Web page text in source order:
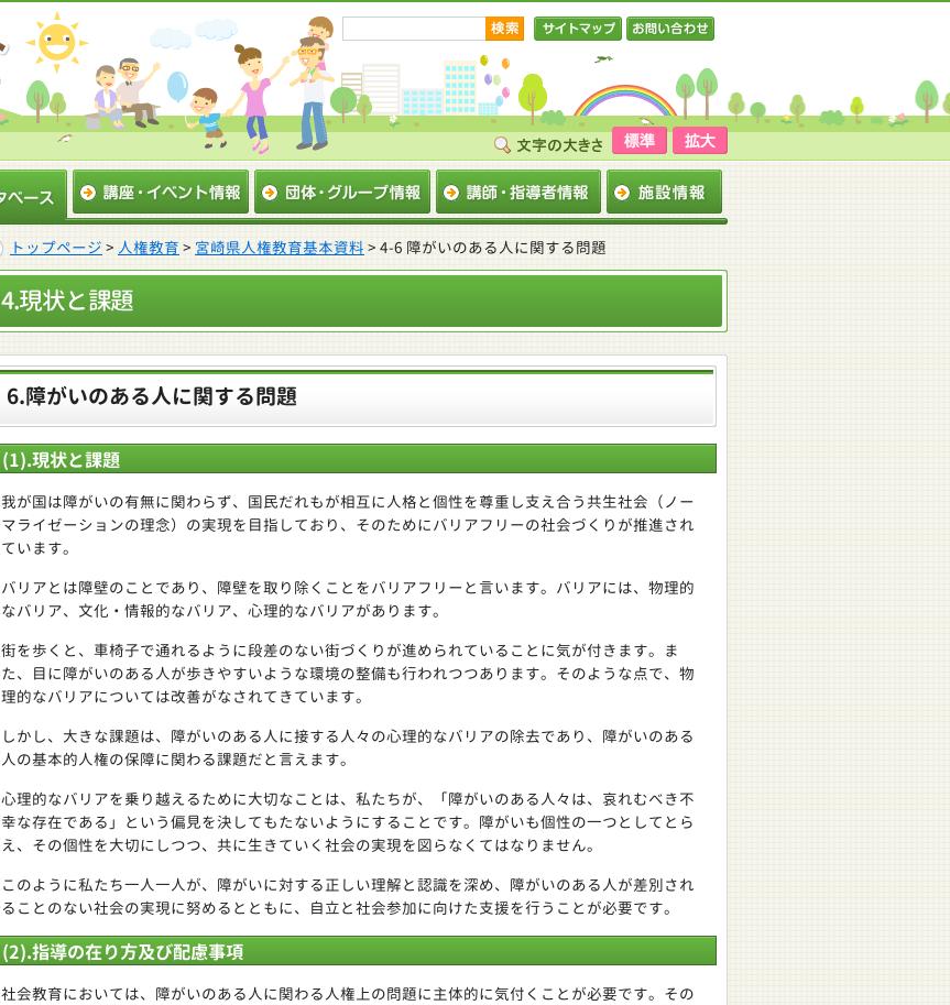
サイトマップ
トップページ > 人権教育 > 宮崎県人権教育基本資料 > 4-6 障がいのある人に関する問題
4.現状と課題
6.障がいのある人に関する問題
(1).現状と課題
我が国は障がいの有無に関わらず、国民だれもが相互に人格と個性を尊重し支え合う共生社会（ノー
マライゼーションの理念）の実現を目指しており、そのためにバリアフリーの社会づくりが推進され
ています。
バリアとは障壁のことであり、障壁を取り除くことをバリアフリーと言います。バリアには、物理的
なバリア、文化・情報的なバリア、心理的なバリアがあります。
街を歩くと、車椅子で通れるように段差のない街づくりが進められていることに気が付きます。ま
た、目に障がいのある人が歩きやすいような環境の整備も行われつつあります。そのような点で、物
理的なバリアについては改善がなされてきています。
しかし、大きな課題は、障がいのある人に接する人々の心理的なバリアの除去であり、障がいのある
人の基本的人権の保障に関わる課題だと言えます。
心理的なバリアを乗り越えるために大切なことは、私たちが、「障がいのある人々は、哀れむべき不
幸な存在である」という偏見を決してもたないようにすることです。障がいも個性の一つとしてとら
え、その個性を大切にしつつ、共に生きていく社会の実現を図らなくてはなりません。
このように私たち一人一人が、障がいに対する正しい理解と認識を深め、障がいのある人が差別され
ることのない社会の実現に努めるとともに、自立と社会参加に向けた支援を行うことが必要です。
(2).指導の在り方及び配慮事項
社会教育においては、障がいのある人に関わる人権上の問題に主体的に気付くことが必要です。その